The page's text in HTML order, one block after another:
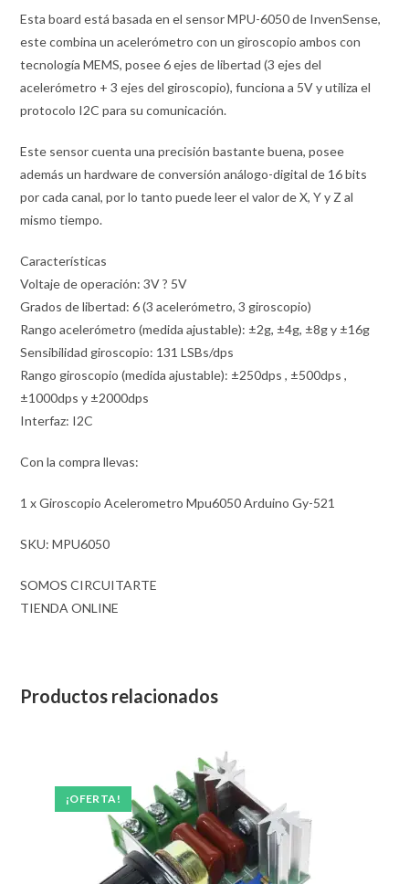
Esta board está basada en el sensor MPU-6050 de InvenSense,
este combina un acelerómetro con un giroscopio ambos con
tecnología MEMS, posee 6 ejes de libertad (3 ejes del
acelerómetro + 3 ejes del giroscopio), funciona a 5V y utiliza el
protocolo I2C para su comunicación.
Este sensor cuenta una precisión bastante buena, posee
además un hardware de conversión análogo-digital de 16 bits
por cada canal, por lo tanto puede leer el valor de X, Y y Z al
mismo tiempo.
Características
Voltaje de operación: 3V ? 5V
Grados de libertad: 6 (3 acelerómetro, 3 giroscopio)
Rango acelerómetro (medida ajustable): ±2g, ±4g, ±8g y ±16g
Sensibilidad giroscopio: 131 LSBs/dps
Rango giroscopio (medida ajustable): ±250dps , ±500dps ,
±1000dps y ±2000dps
Interfaz: I2C
Con la compra llevas:
1 x Giroscopio Acelerometro Mpu6050 Arduino Gy-521
SKU: MPU6050
SOMOS CIRCUITARTE
TIENDA ONLINE
Productos relacionados
¡OFERTA!